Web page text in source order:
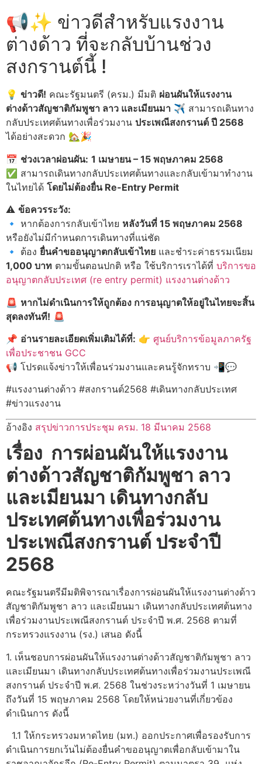
📢✨ ข่าวดีสำหรับแรงงาน
ต่างด้าว ที่จะกลับบ้านช่วง
สงกรานต์นี้ !
💡 ข่าวดี! คณะรัฐมนตรี (ครม.) มีมติ ผ่อนผันให้แรงงาน
ต่างด้าวสัญชาติกัมพูชา ลาว และเมียนมา ✈️ สามารถเดินทาง
กลับประเทศต้นทางเพื่อร่วมงาน ประเพณีสงกรานต์ ปี 2568
ได้อย่างสะดวก 🏡🎉
📅 ช่วงเวลาผ่อนผัน: 1 เมษายน – 15 พฤษภาคม 2568
✅ สามารถเดินทางกลับประเทศต้นทางและกลับเข้ามาทำงาน
ในไทยได้ โดยไม่ต้องยื่น Re-Entry Permit
⚠ ข้อควรระวัง:
🔹 หากต้องการกลับเข้าไทย หลังวันที่ 15 พฤษภาคม 2568
หรือยังไม่มีกำหนดการเดินทางที่แน่ชัด
🔹 ต้อง ยื่นคำขออนุญาตกลับเข้าไทย และชำระค่าธรรมเนียม
1,000 บาท ตามขั้นตอนปกติ หรือ ใช้บริการเราได้ที่ บริการขอ
อนุญาตกลับประเทศ (re entry permit) แรงงานต่างด้าว
🚨 หากไม่ดำเนินการให้ถูกต้อง การอนุญาตให้อยู่ในไทยจะสิ้น
สุดลงทันที! 🚨
📌 อ่านรายละเอียดเพิ่มเติมได้ที่: 👉 ศูนย์บริการข้อมูลภาครัฐ
เพื่อประชาชน GCC
📢 โปรดแจ้งข่าวให้เพื่อนร่วมงานและคนรู้จักทราบ 📲💬
#แรงงานต่างด้าว #สงกรานต์2568 #เดินทางกลับประเทศ
#ข่าวแรงงาน
อ้างอิง สรุปข่าวการประชุม ครม. 18 มีนาคม 2568
เรื่อง การผ่อนผันให้แรงงาน
ต่างด้าวสัญชาติกัมพูชา ลาว
และเมียนมา เดินทางกลับ
ประเทศต้นทางเพื่อร่วมงาน
ประเพณีสงกรานต์ ประจำปี
2568
คณะรัฐมนตรีมีมติพิจารณาเรื่องการผ่อนผันให้แรงงานต่างด้าว
สัญชาติกัมพูชา ลาว และเมียนมา เดินทางกลับประเทศต้นทาง
เพื่อร่วมงานประเพณีสงกรานต์ ประจำปี พ.ศ. 2568 ตามที่
กระทรวงแรงงาน (รง.) เสนอ ดังนี้
1. เห็นชอบการผ่อนผันให้แรงงานต่างด้าวสัญชาติกัมพูชา ลาว
และเมียนมา เดินทางกลับประเทศต้นทางเพื่อร่วมงานประเพณี
สงกรานต์ ประจำปี พ.ศ. 2568 ในช่วงระหว่างวันที่ 1 เมษายน
ถึงวันที่ 15 พฤษภาคม 2568 โดยให้หน่วยงานที่เกี่ยวข้อง
ดำเนินการ ดังนี้
1.1 ให้กระทรวงมหาดไทย (มท.) ออกประกาศเพื่อรองรับการ
ดำเนินการยกเว้นไม่ต้องยื่นคำขออนุญาตเพื่อกลับเข้ามาใน